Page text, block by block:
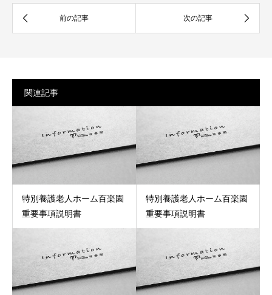
関連記事
特別養護老人ホーム百楽園
重要事項説明書
特別養護老人ホーム百楽園
重要事項説明書